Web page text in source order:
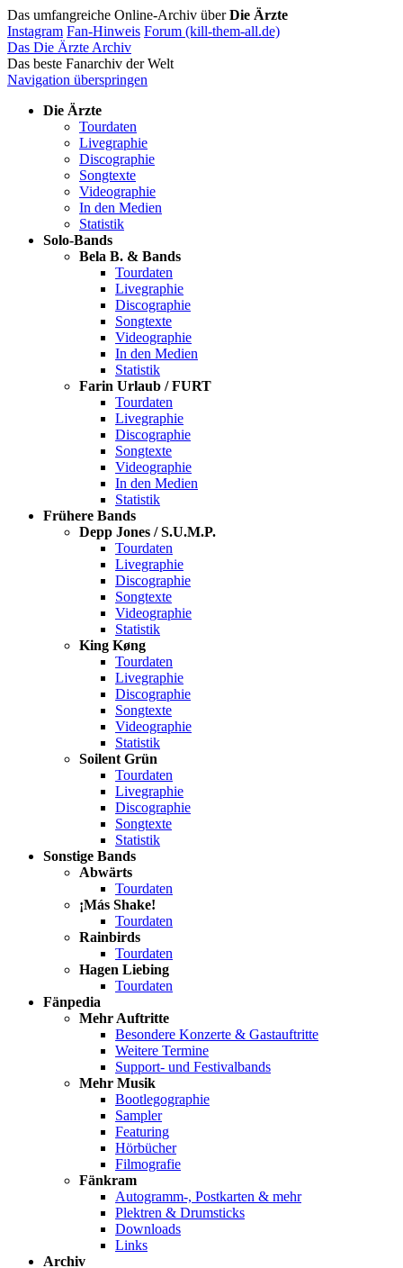
Das umfangreiche Online-Archiv überDie Ärzte
Instagram Fan-Hinweis Forum (kill-them-all.de)
Das Die Ärzte Archiv
Das beste Fanarchiv der Welt
Navigation überspringen
Die Ärzte
Tourdaten
Livegraphie
Discographie
Songtexte
Videographie
In den Medien
Statistik
Solo-Bands
Bela B. & Bands
Tourdaten
Livegraphie
Discographie
Songtexte
Videographie
In den Medien
Statistik
Farin Urlaub / FURT
Tourdaten
Livegraphie
Discographie
Songtexte
Videographie
In den Medien
Statistik
Frühere Bands
Depp Jones / S.U.M.P.
Tourdaten
Livegraphie
Discographie
Songtexte
Videographie
Statistik
King Køng
Tourdaten
Livegraphie
Discographie
Songtexte
Videographie
Statistik
Soilent Grün
Tourdaten
Livegraphie
Discographie
Songtexte
Statistik
Sonstige Bands
Abwärts
Tourdaten
¡Más Shake!
Tourdaten
Rainbirds
Tourdaten
Hagen Liebing
Tourdaten
Fänpedia
Mehr Auftritte
Besondere Konzerte & Gastauftritte
Weitere Termine
Support- und Festivalbands
Mehr Musik
Bootlegographie
Sampler
Featuring
Hörbücher
Filmografie
Fänkram
Autogramm-, Postkarten & mehr
Plektren & Drumsticks
Downloads
Links
Archiv